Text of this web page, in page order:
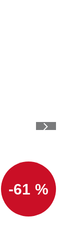
-61 %